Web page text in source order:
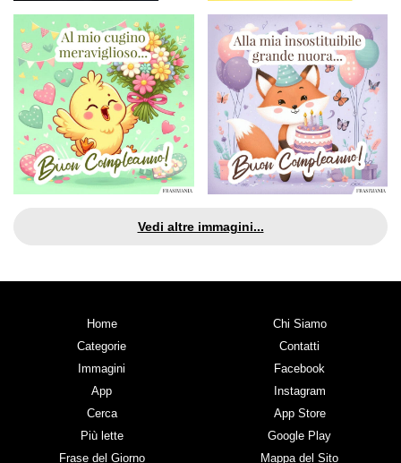
Vedi altre immagini...
Home
Categorie
Immagini
App
Cerca
Più lette
Frase del Giorno
Chi Siamo
Contatti
Facebook
Instagram
App Store
Google Play
Mappa del Sito